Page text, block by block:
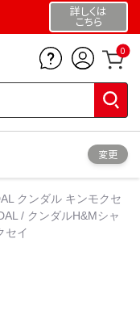
詳しくは
こちら
0
変更
クンダル キンモクセ
/ クンダルH&Mシャ
セイ